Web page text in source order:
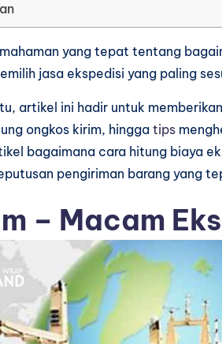
yang tepat tentang
jasa ekspedisi yang paling
artikel ini hadir untuk
ongkos kirim, hingga tips
bagaimana cara hitung biaya
pengiriman barang yang
– Macam